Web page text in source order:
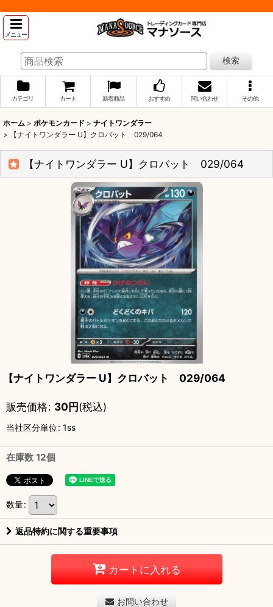
メニュー
検索
カテゴリ カート 新着商品 おすすめ 問い合わせ その他
ホーム > ポケモンカード > ナイトワンダラー
>
【ナイトワンダラー U】クロバット 029/064
【ナイトワンダラー U】クロバット 029/064
【ナイトワンダラー U】クロバット 029/064
販売価格: 30円(税込)
当社区分単位: 1ss
在庫数 12個
数量:
返品特約に関する重要事項
カートに入れる
お問い合わせ